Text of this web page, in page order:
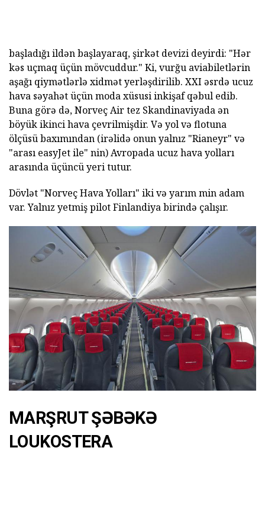
başladığı ildən başlayaraq, şirkət devizi deyirdi: "Hər
kəs uçmaq üçün mövcuddur." Ki, vurğu aviabiletlərin
aşağı qiymətlərlə xidmət yerləşdirilib. XXI əsrdə ucuz
hava səyahət üçün moda xüsusi inkişaf qəbul edib.
Buna görə də, Norveç Air tez Skandinaviyada ən
böyük ikinci hava çevrilmişdir. Və yol və flotuna
ölçüsü baxımından (irəlidə onun yalnız "Rianeyr" və
"arası easyJet ile" nin) Avropada ucuz hava yolları
arasında üçüncü yeri tutur.
Dövlət "Norveç Hava Yolları" iki və yarım min adam
var. Yalnız yetmiş pilot Finlandiya birində çalışır.
MARŞRUT ŞƏBƏKƏ
LOUKOSTERA